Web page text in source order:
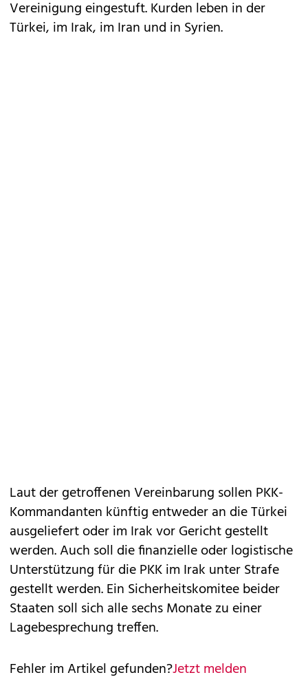
Vereinigung eingestuft. Kurden leben in der
Türkei, im Irak, im Iran und in Syrien.
Laut der getroffenen Vereinbarung sollen PKK-
Kommandanten künftig entweder an die Türkei
ausgeliefert oder im Irak vor Gericht gestellt
werden. Auch soll die finanzielle oder logistische
Unterstützung für die PKK im Irak unter Strafe
gestellt werden. Ein Sicherheitskomitee beider
Staaten soll sich alle sechs Monate zu einer
Lagebesprechung treffen.
Fehler im Artikel gefunden?Jetzt melden